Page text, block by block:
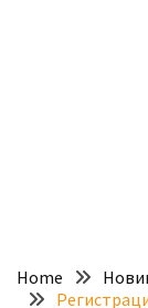
шукати
Home